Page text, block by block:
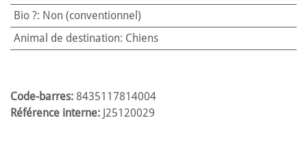
Bio ?: Non (conventionnel)
Animal de destination: Chiens
Code-barres: 8435117814004
Référence interne: J25120029